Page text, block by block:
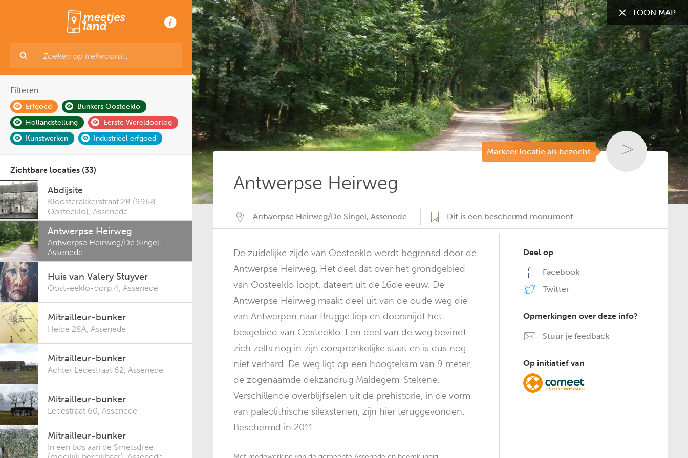
TOON: Alle gemeenten
Markeer locatie als bezocht
Antwerpse Heirweg
Antwerpse Heirweg/De Singel,Assenede Dit is een beschermd monument
De zuidelijke zijde van Oosteeklo wordt begrensd door de
Antwerpse Heirweg. Het deel dat over het grondgebied
van Oosteeklo loopt, dateert uit de 16de eeuw. De
Antwerpse Heirweg maakt deel uit van de oude weg die
van Antwerpen naar Brugge liep en doorsnijdt het
bosgebied van Oosteeklo. Een deel van de weg bevindt
zich zelfs nog in zijn oorspronkelijke staat en is dus nog
niet verhard. De weg ligt op een hoogtekam van 9 meter,
de zogenaamde dekzandrug Maldegem-Stekene.
Verschillende overblijfselen uit de prehistorie, in de vorm
van paleolithische silexstenen, zijn hier teruggevonden.
Beschermd in 2011.
Deel op
Facebook
Twitter
Opmerkingen over deze info?
Stuur je feedback
Op initiatief van
TOON MAP
Filteren
Erfgoed
Bunkers Oosteeklo
Hollandstellung
Eerste Wereldoorlog
Kunstwerken
Industrieel erfgoed
Zichtbare locaties (33)
Abdijsite
Kloosterakkerstraat 2B (9968
Oosteeklo) Assenede
Antwerpse Heirweg
Antwerpse Heirweg/De Singel
Assenede
Huis van Valery Stuyver
Oost-eeklo-dorp 4,Assenede
Mitrailleur-bunker
Heide 28A,Assenede
Mitrailleur-bunker
Achter Ledestraat 62,Assenede
Mitrailleur-bunker
Ledestraat 60,Assenede
Mitrailleur-bunker
In een bos aan de Smetsdree